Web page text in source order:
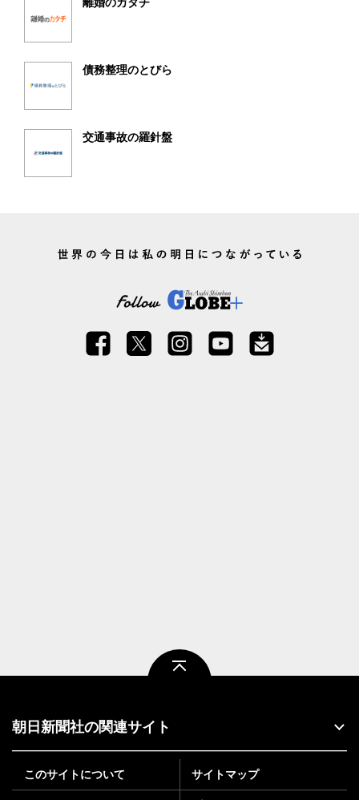
債務整理のとびら
交通事故の羅針盤
朝日新聞社の関連サイト
このサイトについて サイトマップ